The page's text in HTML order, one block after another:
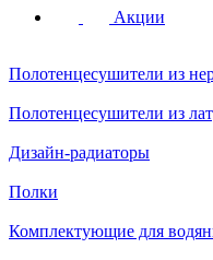
Акции
Полотенцесушители из
Полотенцесушители из
Дизайн-радиаторы
Полки
Комплектующие для